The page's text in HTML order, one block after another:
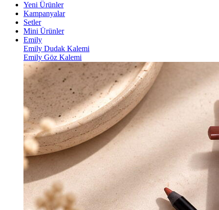
Yeni Ürünler
Kampanyalar
Setler
Mini Ürünler
Emily
Emily Dudak Kalemi
Emily Göz Kalemi